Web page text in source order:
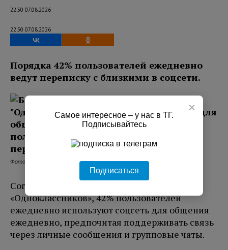
22:50 07.08.2026
22:50 07.08.2026
Порядка 42% пользователей ежедневно
ведут переписку с близкими в соцсети.
Фото: соцсеть Одноклассники
Согласно новому исследованию
«Одноклассников», 42% пользователей
ежедневно используют соцсеть для общения
ежедневно, предпочитая поддерживать связь
через личные сообщения и групповые чаты.
×
Самое интересное – у нас в ТГ.
Подписывайтесь
Подписаться